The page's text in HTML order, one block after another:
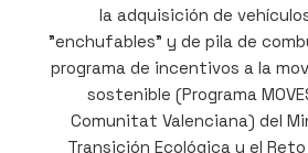
la adquisición de
"enchufables" y de pila de
programa de incentivos a la
sostenible (Programa
Comunitat Valenciana) del
Transición Ecológica y el